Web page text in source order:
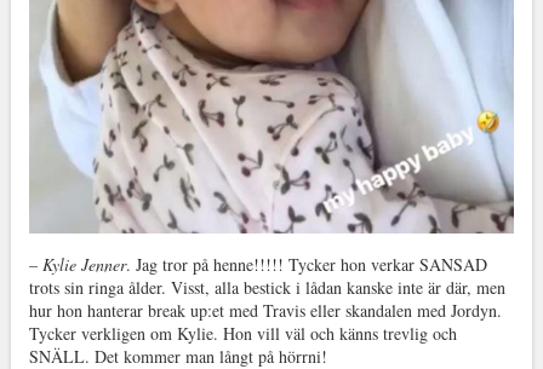
– Kylie Jenner. Jag tror på henne!!!!! Tycker hon verkar SANSAD
trots sin ringa ålder. Visst, alla bestick i lådan kanske inte är där, men
hur hon hanterar break up:et med Travis eller skandalen med Jordyn.
Tycker verkligen om Kylie. Hon vill väl och känns trevlig och
SNÄLL. Det kommer man långt på hörrni!